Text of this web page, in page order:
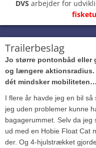
DVS arbejder for
Trailerbeslag
Jo større pontonbåd eller
og længere
dét mindsker mobiliteten…
I flere år havde jeg en bil
jeg uden problemer kunne
bagagerummet. Selv da jeg
ud med en Hobie Float Cat
der. Og 4-hjulstrækket